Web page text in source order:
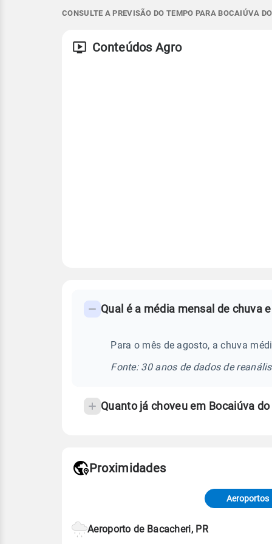
ESE - 14km/h
ESE - 40km/h
7°10°
5°6°
Vento
CONSULTE A PREVISÃO DO TEMPO PARA BOCAIÚVA
Conteúdos Agro
frequentes
temperatura
Qual é a média mensal de chuva
Para o mês de agosto, a chuva
Fonte: 30 anos de dados de
Quanto já choveu em Bocaiúva
de Tempo e Estudos Climáticos
Proximidades
Aeroportos
Aeroporto de Bacacheri, PR